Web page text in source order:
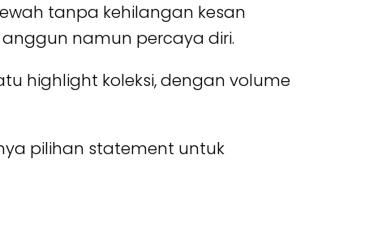
tanpa kehilangan kesan
namun percaya diri.
highlight koleksi, dengan volume
pilihan statement untuk